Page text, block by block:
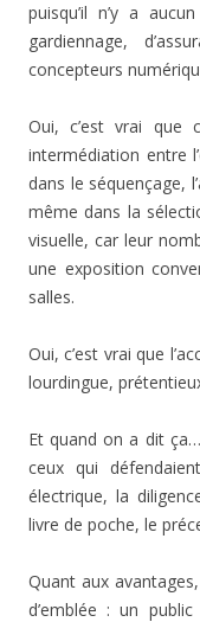
puisqu’il n’y a
gardiennage,
concepteurs
Oui, c’est vrai que
intermédiation entre
dans le séquençage,
même dans la
visuelle, car leur
une exposition
salles.
Oui, c’est vrai que
lourdingue,
Et quand on a dit
ceux qui
électrique, la
livre de poche, le
Quant aux
d’emblée : un